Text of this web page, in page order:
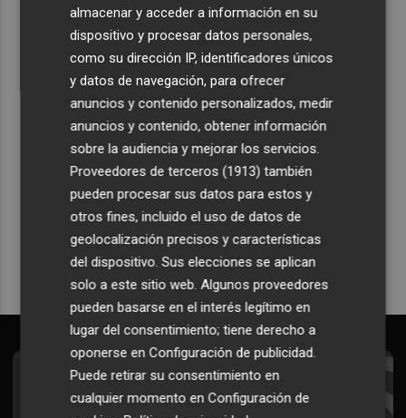
Kiat Lim preside por primera vez un partido en Mestalla
Recibe toda la actualidad de
Plaza Podcast en tu correo
Quiero suscribirme
Suscríbete al Boletín
almacenar y acceder a información en su
dispositivo y procesar datos personales,
como su dirección IP, identificadores únicos
y datos de navegación, para ofrecer
anuncios y contenido personalizados, medir
anuncios y contenido, obtener información
sobre la audiencia y mejorar los servicios.
Proveedores de terceros (1913) también
pueden procesar sus datos para estos y
otros fines, incluido el uso de datos de
geolocalización precisos y características
del dispositivo. Sus elecciones se aplican
solo a este sitio web. Algunos proveedores
pueden basarse en el interés legítimo en
lugar del consentimiento; tiene derecho a
oponerse enConfiguración de publicidad.
Puede retirar su consentimiento en
cualquier momento enConfiguración de